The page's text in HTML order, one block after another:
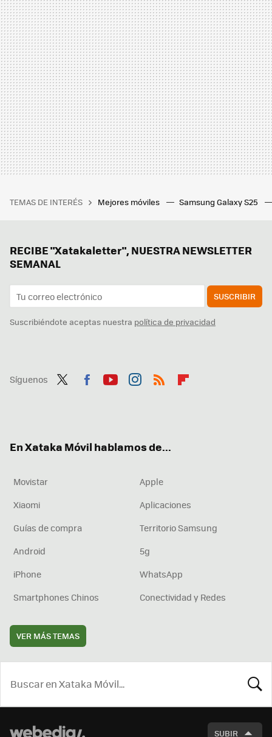
TEMAS DE INTERÉS Mejores móviles Samsung Galaxy S25
RECIBE "Xatakaletter", NUESTRA NEWSLETTER
SEMANAL
SUSCRIBIR
Suscribiéndote aceptas nuestra política de privacidad
Síguenos
En Xataka Móvil hablamos de...
Movistar
Apple
Xiaomi
Aplicaciones
Guías de compra
Territorio Samsung
Android
5g
iPhone
WhatsApp
Smartphones Chinos
Conectividad y Redes
VER MÁS TEMAS
SUBIR